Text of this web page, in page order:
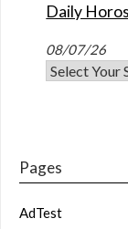
Daily
08/07/26
Pages
AdTest